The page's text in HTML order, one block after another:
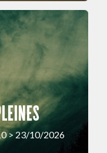
> 23/10/2026